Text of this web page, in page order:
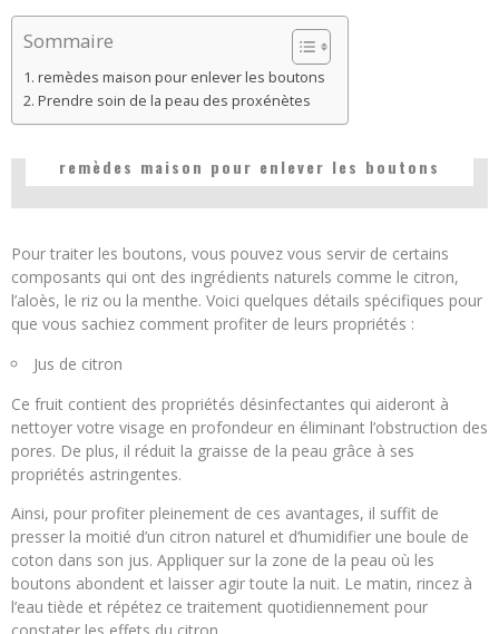
Sommaire
remèdes maison pour enlever les boutons
Prendre soin de la peau des proxénètes
remèdes maison pour enlever les boutons
Pour traiter les boutons, vous pouvez vous servir de certains
composants qui ont des ingrédients naturels comme le citron,
l’aloès, le riz ou la menthe. Voici quelques détails spécifiques pour
que vous sachiez comment profiter de leurs propriétés :
Jus de citron
Ce fruit contient des propriétés désinfectantes qui aideront à
nettoyer votre visage en profondeur en éliminant l’obstruction des
pores. De plus, il réduit la graisse de la peau grâce à ses
propriétés astringentes.
Ainsi, pour profiter pleinement de ces avantages, il suffit de
presser la moitié d’un citron naturel et d’humidifier une boule de
coton dans son jus. Appliquer sur la zone de la peau où les
boutons abondent et laisser agir toute la nuit. Le matin, rincez à
l’eau tiède et répétez ce traitement quotidiennement pour
constater les effets du citron.